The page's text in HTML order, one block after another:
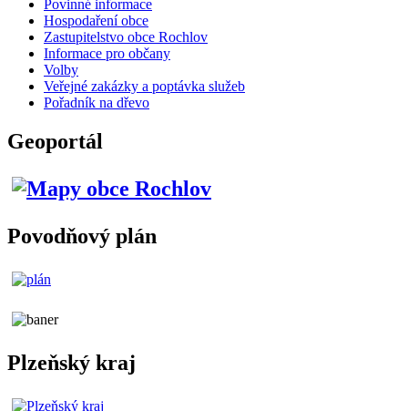
Povinné informace
Hospodaření obce
Zastupitelstvo obce Rochlov
Informace pro občany
Volby
Veřejné zakázky a poptávka služeb
Pořadník na dřevo
Geoportál
Povodňový plán
Plzeňský kraj